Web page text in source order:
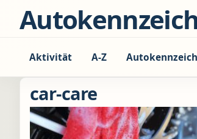
Zum Inhalt springen
Aktivität A-Z
car-care